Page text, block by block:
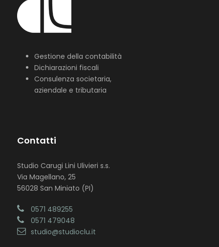
Gestione della contabilità
Dichiarazioni fiscali
Consulenza societaria,
aziendale e tributaria
Contatti
Studio Carugi Lini Ulivieri s.s.
Via Magellano, 25
56028 San Miniato (PI)
0571 489255
0571 479048
studio@studioclu.it